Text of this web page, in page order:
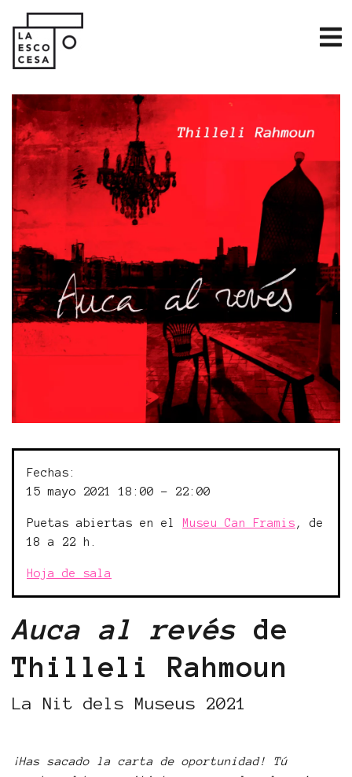
Fechas:
15 mayo 2021 18:00 - 22:00
Puetas abiertas en el Museu Can Framis , de
18 a 22 h.
Hoja de sala
Auca al revés de
Thilleli Rahmoun
La Nit dels Museus 2021
¡Has sacado la carta de oportunidad! Tú